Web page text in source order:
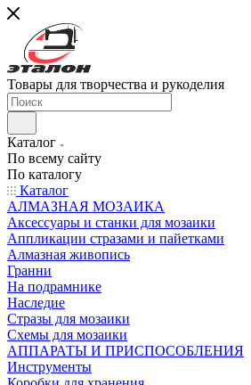
Товары для творчества и рукоделия
Каталог
По всему сайту
По каталогу
Каталог
АЛМАЗНАЯ МОЗАИКА
Аксессуары и станки для мозаики
Аппликации стразами и пайетками
Алмазная живопись
Гранни
На подрамнике
Наследие
Стразы для мозаики
Схемы для мозаики
АППАРАТЫ И ПРИСПОСОБЛЕНИЯ
Инструменты